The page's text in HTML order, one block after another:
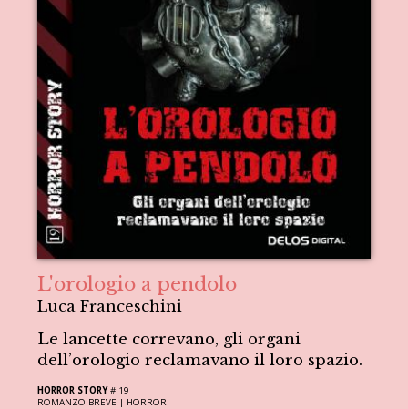
L'orologio a pendolo
Luca Franceschini
Le lancette correvano, gli organi
dell’orologio reclamavano il loro spazio.
HORROR STORY# 19
ROMANZO BREVE | HORROR